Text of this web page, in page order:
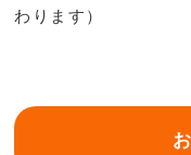
わります）